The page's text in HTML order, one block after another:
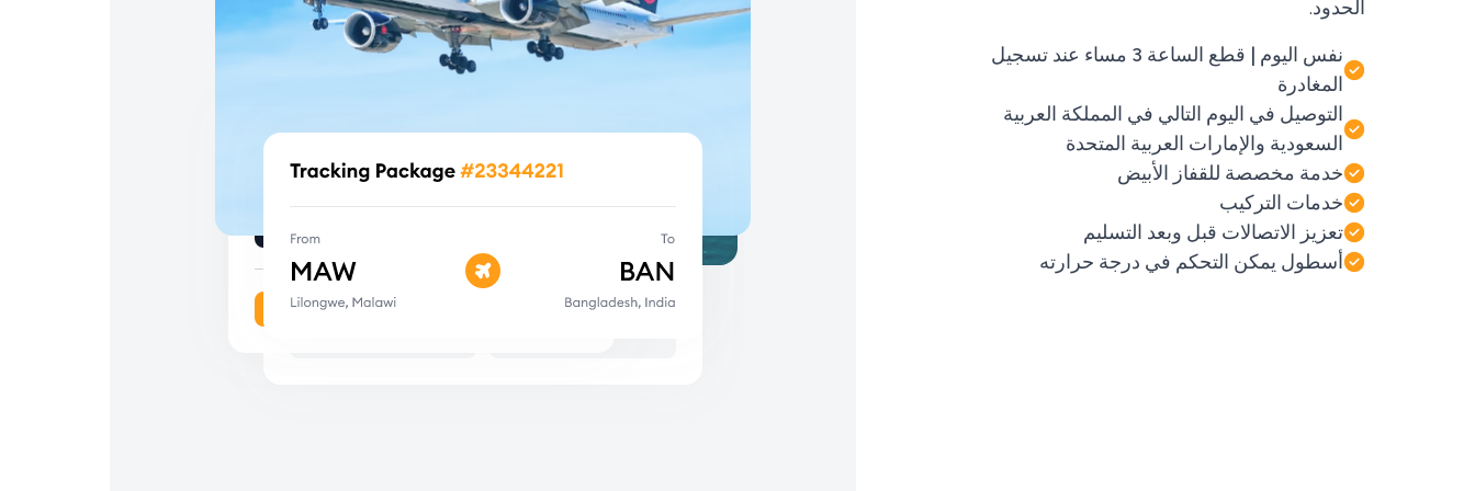
الحدود.
نفس اليوم | قطع الساعة 3 مساء عند تسجيل
المغادرة
التوصيل في اليوم التالي في المملكة العربية
السعودية والإمارات العربية المتحدة
خدمة مخصصة للقفاز الأبيض
خدمات التركيب
تعزيز الاتصالات قبل وبعد التسليم
أسطول يمكن التحكم في درجة حرارته